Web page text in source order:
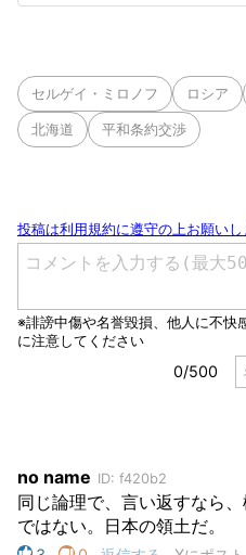
セルゲイ・ミロノフ ロシア
北海道 平和条約交渉